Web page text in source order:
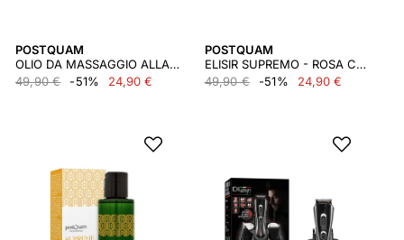
POSTQUAM
OLIO DA MASSAGGIO ALLA CALENDULA - 100 ML.
49,90 €
-51% 24,90 €
POSTQUAM
ELISIR SUPREMO - ROSA CANINA - 100 ML.
49,90 €
-51% 24,90 €